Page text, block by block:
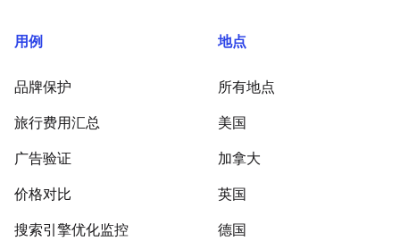
用例
品牌保护
旅行费用汇总
广告验证
价格对比
搜索引擎优化监控
地点
所有地点
美国
加拿大
英国
德国